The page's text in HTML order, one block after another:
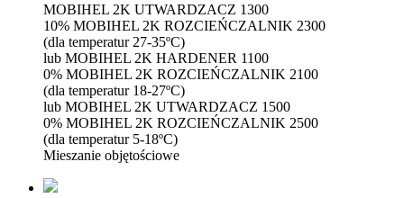
MOBIHEL 2K UTWARDZACZ 1300
10% MOBIHEL 2K ROZCIEŃCZALNIK 2300
(dla temperatur 27-35ºC)
lub MOBIHEL 2K HARDENER 1100
0% MOBIHEL 2K ROZCIEŃCZALNIK 2100
(dla temperatur 18-27ºC)
lub MOBIHEL 2K UTWARDZACZ 1500
0% MOBIHEL 2K ROZCIEŃCZALNIK 2500
(dla temperatur 5-18ºC)
Mieszanie objętościowe